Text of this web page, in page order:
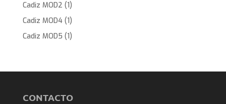
Cadiz MOD2 (1)
Cadiz MOD4 (1)
Cadiz MOD5 (1)
CONTACTO